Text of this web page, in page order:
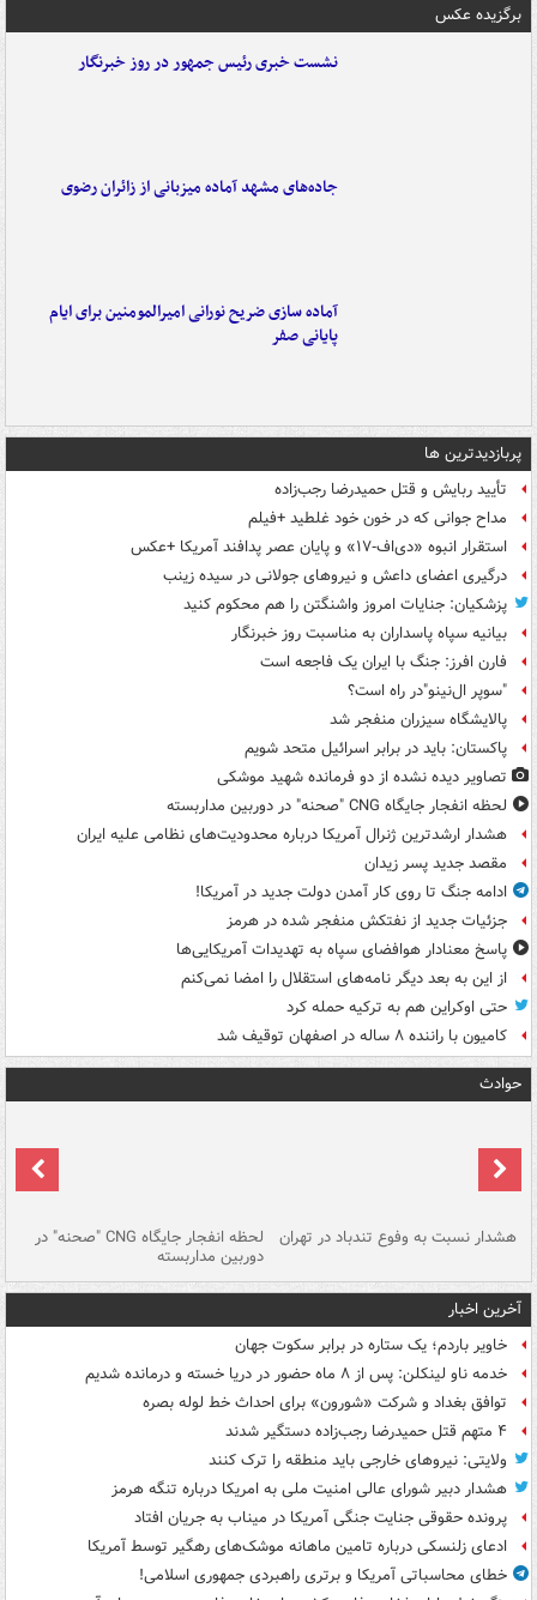
برگزیده عکس
نشست خبری رئیس جمهور در روز خبرنگار
جاده‌های مشهد آماده میزبانی از زائران رضوی
آماده سازی ضریح نورانی امیرالمومنین برای ایام
پایانی صفر
پربازدیدترین ها
تأیید ربایش و قتل حمیدرضا رجب‌زاده
مداح جوانی که در خون خود غلطید +فیلم
استقرار انبوه «دی‌اف‑۱۷» و پایان عصر پدافند آمریکا +عکس
درگیری اعضای داعش و نیروهای جولانی در سیده زینب
پزشکیان: جنایات امروز واشنگتن را هم محکوم کنید
بیانیه سپاه پاسداران به مناسبت روز خبرنگار
فارن افرز: جنگ با ایران یک فاجعه است
"سوپر ال‌نینو"در راه است؟
پالایشگاه سیزران منفجر شد
پاکستان: باید در برابر اسرائیل متحد شویم
تصاویر دیده‌ نشده از دو فرمانده شهید موشکی
لحظه انفجار جایگاه CNG "صحنه" در دوربین مداربسته
هشدار ارشدترین ژنرال آمریکا درباره محدودیت‌های نظامی علیه ایران
مقصد جدید پسر زیدان
ادامه جنگ تا روی کار آمدن دولت جدید در آمریکا!
جزئیات جدید از نفتکش منفجر شده در هرمز
پاسخ معنادار هوافضای سپاه به تهدیدات آمریکایی‌ها
از این به بعد دیگر نامه‌های استقلال را امضا نمی‌کنم
حتی اوکراین هم به ترکیه حمله کرد
کامیون با راننده ۸ ساله در اصفهان توقیف شد
حوادث
هشدار نسبت به وفوع تندباد در تهران لحظه انفجار جایگاه CNG "صحنه" در
دوربین مداربسته
آخرین اخبار
خاویر باردم؛ یک ستاره در برابر سکوت جهان
خدمه ناو لینکلن: پس از ۸ ماه حضور در دریا خسته و درمانده‌ شدیم
توافق بغداد و شرکت «شورون» برای احداث خط لوله بصره
۴ متهم قتل حمیدرضا رجب‌زاده دستگیر شدند
ولایتی: نیروهای خارجی باید منطقه را ترک کنند
هشدار دبیر شورای عالی امنیت ملی به امریکا درباره تنگه هرمز
پرونده حقوقی جنایت جنگی آمریکا در میناب به جریان افتاد
ادعای زلنسکی درباره تامین ماهانه موشک‌های رهگیر توسط آمریکا
خطای محاسباتی آمریکا و برتری راهبردی جمهوری اسلامی!